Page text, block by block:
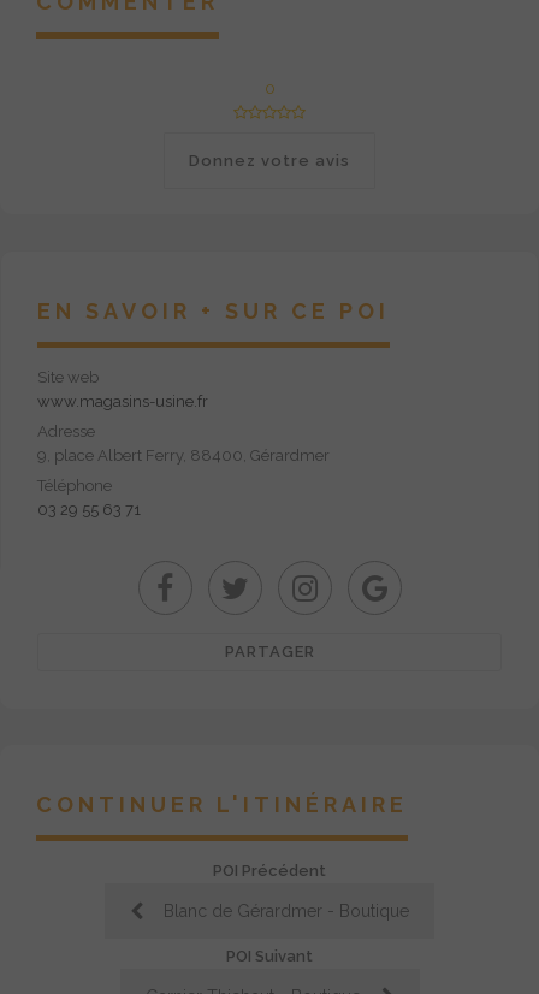
0
Donnez votre avis
EN SAVOIR + SUR CE POI
Site web
www.magasins-usine.fr
Adresse
9, place Albert Ferry, 88400, Gérardmer
Téléphone
03 29 55 63 71
PARTAGER
CONTINUER L'ITINÉRAIRE
POI Précédent
Blanc de Gérardmer - Boutique
POI Suivant